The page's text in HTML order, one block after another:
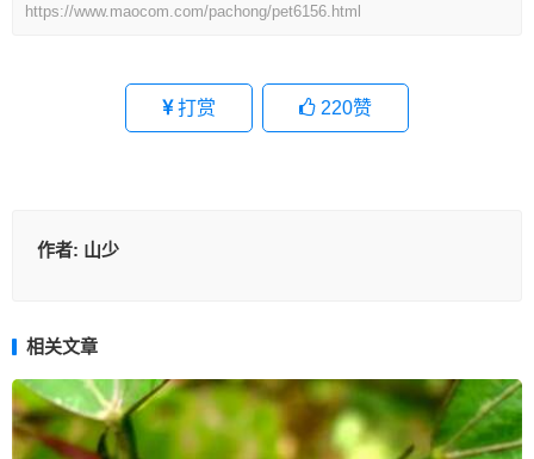
https://www.maocom.com/pachong/pet6156.html
打赏 220赞
作者: 山少
相关文章